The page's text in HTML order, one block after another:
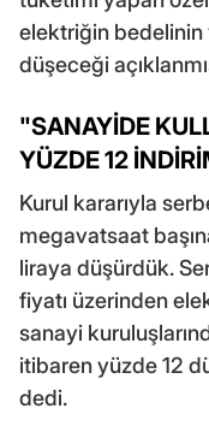
elektriğin bedelinin
düşeceği
"SANAYİDE
YÜZDE 12
Kurul kararıyla
megavatsaat
liraya düşürdük.
fiyatı üzerinden
sanayi
itibaren yüzde 12
dedi.